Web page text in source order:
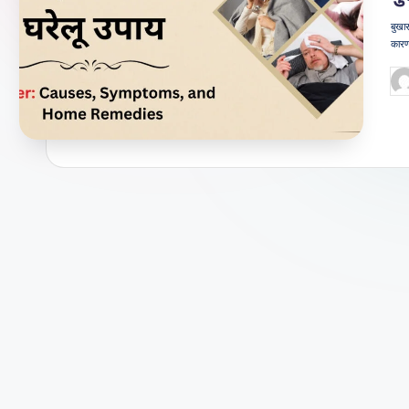
जी
वन
शै
ली
का
by